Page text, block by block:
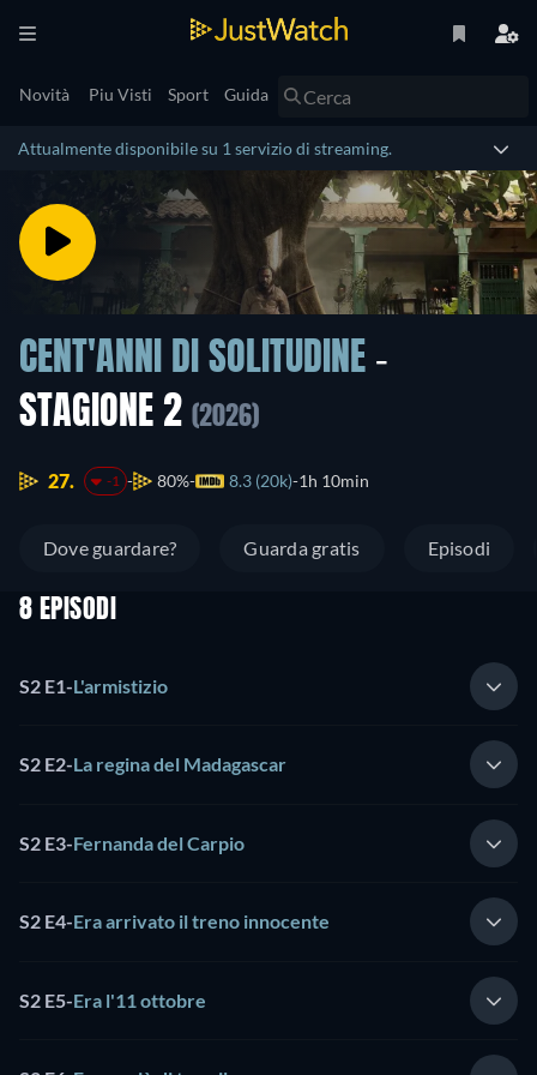
Novità Piu Visti Sport Guida
Attualmente disponibile su 1 servizio di streaming.
CENT'ANNI DI SOLITUDINE -
STAGIONE 2 (2026)
27. -1 80% 8.3 (20k) 1h 10min
Dove guardare? Guarda gratis Episodi
8 EPISODI
S2 E1-L'armistizio
S2 E2-La regina del Madagascar
S2 E3-Fernanda del Carpio
S2 E4-Era arrivato il treno innocente
S2 E5-Era l'11 ottobre